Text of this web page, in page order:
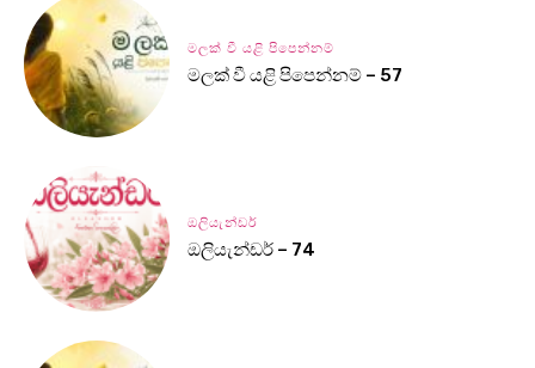
මලක් වී යළි පිපෙන්නම්
මලක් වී යළි පිපෙන්නම් – 57
ඔලියැන්ඩර්
ඔලියැන්ඩර් – 74